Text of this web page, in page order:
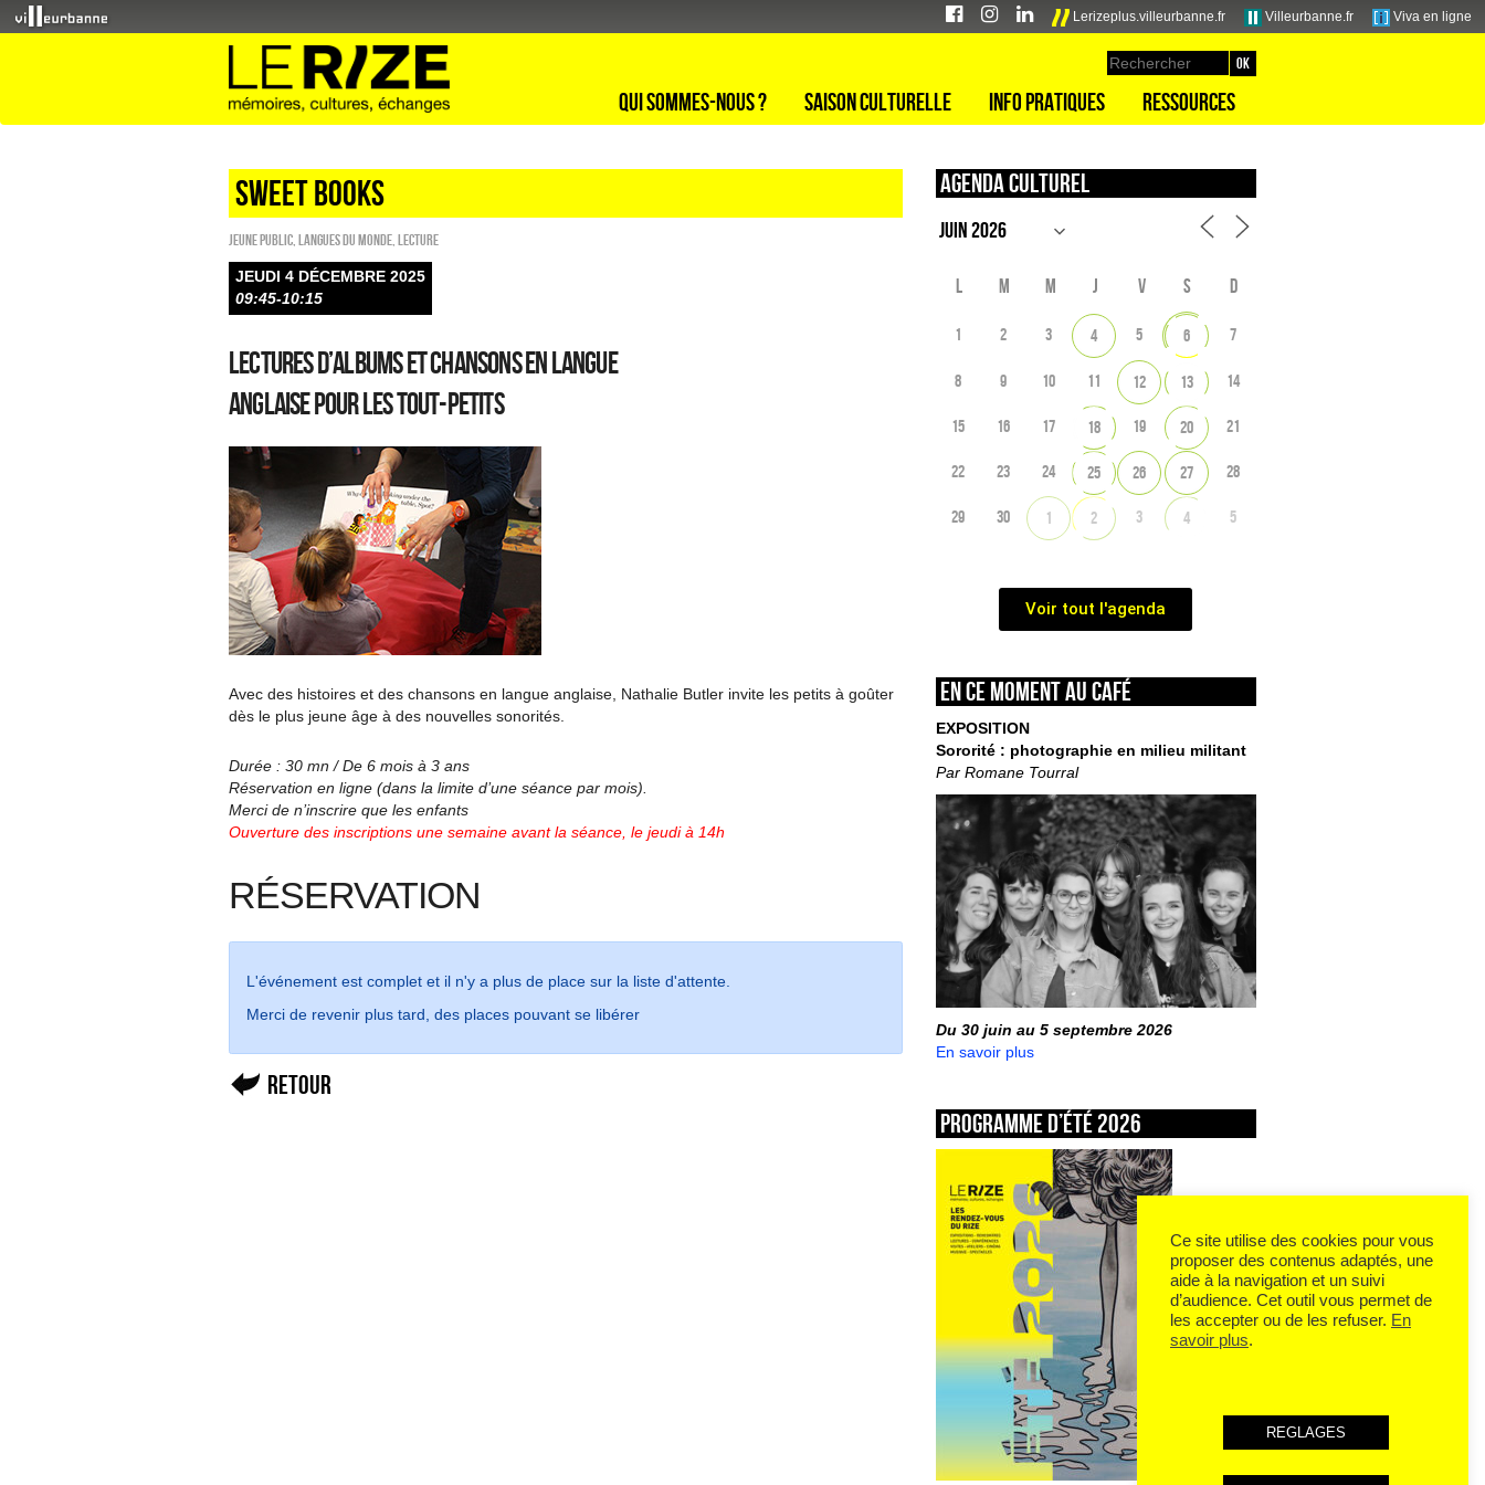
Lerizeplus.villeurbanne.fr Villeurbanne.fr Viva en ligne
Qui sommes-nous ? Saison culturelle Info pratiques Ressources
sweet books
Jeune public Langues du monde Lecture
JEUDI 4 DÉCEMBRE 2025
09:45-10:15
Lectures d’albums et chansons en langue
anglaise pour les tout-petits
Avec des histoires et des chansons en langue anglaise, Nathalie Butler invite les petits à goûter
dès le plus jeune âge à des nouvelles sonorités.
Durée : 30 mn / De 6 mois à 3 ans
Réservation en ligne (dans la limite d’une séance par mois).
Merci de n’inscrire que les enfants
Ouverture des inscriptions une semaine avant la séance, le jeudi à 14h
RÉSERVATION
L'événement est complet et il n'y a plus de place sur la liste d'attente.
Merci de revenir plus tard, des places pouvant se libérer
Retour
Agenda culturel
L M M J V S D
1 2 3 4 5 6 7
8 9 10 11 12 13 14
15 16 17 18 19 20 21
22 23 24 25 26 27 28
29 30 1 2 3 4 5
Voir tout l'agenda
En ce moment au café
EXPOSITION
Sororité : photographie en milieu militant
Par Romane Tourral
Du 30 juin au 5 septembre 2026
En savoir plus
Programme d’été 2026
Ce site utilise des cookies pour vous
proposer des contenus adaptés, une
aide à la navigation et un suivi
d’audience. Cet outil vous permet de
les accepter ou de les refuser. En
savoir plus.
REGLAGES